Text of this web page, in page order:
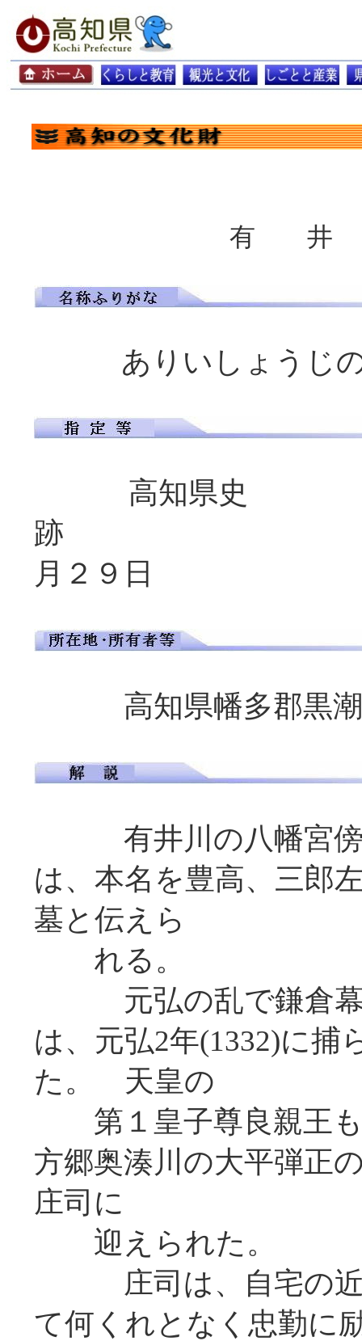
有
ありいしょうじ
高知県史
跡 指定年月
月２９日
高知県幡多郡黒
有井川の八幡宮傍
は、本名を豊高、三郎
墓と伝えら
れる。
元弘の乱で鎌倉幕
は、元弘2年(1332)に捕
た。 天皇の
第１皇子尊良親王も
方郷奥湊川の大平弾正
庄司に
迎えられた。
庄司は、自宅の近
て何くれとなく忠勤に